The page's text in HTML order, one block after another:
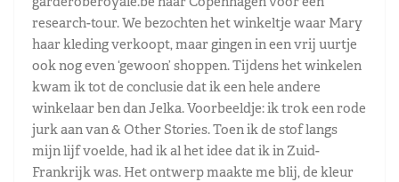
research-tour. We bezochten het winkeltje waar Mary
haar kleding verkoopt, maar gingen in een vrij uurtje
ook nog even ‘gewoon’ shoppen. Tijdens het winkelen
kwam ik tot de conclusie dat ik een hele andere
winkelaar ben dan Jelka. Voorbeeldje: ik trok een rode
jurk aan van & Other Stories. Toen ik de stof langs
mijn lijf voelde, had ik al het idee dat ik in Zuid-
Frankrijk was. Het ontwerp maakte me blij, de kleur